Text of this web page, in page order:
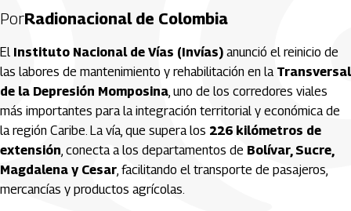
PorRadionacional de Colombia
El Instituto Nacional de Vías (Invías) anunció el reinicio de
las labores de mantenimiento y rehabilitación en la Transversal
de la Depresión Momposina, uno de los corredores viales
más importantes para la integración territorial y económica de
la región Caribe. La vía, que supera los 226 kilómetros de
extensión, conecta a los departamentos de Bolívar, Sucre,
Magdalena y Cesar, facilitando el transporte de pasajeros,
mercancías y productos agrícolas.